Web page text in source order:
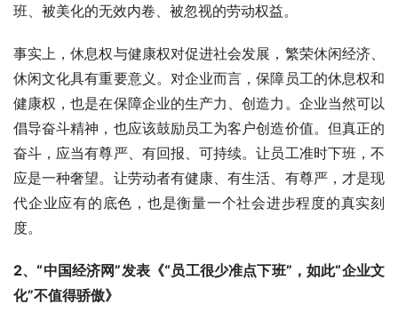
班、被美化的无效内卷、被忽视的劳动权益。
事实上，休息权与健康权对促进社会发展，繁荣休闲经济、
休闲文化具有重要意义。对企业而言，保障员工的休息权和
健康权，也是在保障企业的生产力、创造力。企业当然可以
倡导奋斗精神，也应该鼓励员工为客户创造价值。但真正的
奋斗，应当有尊严、有回报、可持续。让员工准时下班，不
应是一种奢望。让劳动者有健康、有生活、有尊严，才是现
代企业应有的底色，也是衡量一个社会进步程度的真实刻
度。
2、“中国经济网”发表《“员工很少准点下班”，如此“企业文
化”不值得骄傲》